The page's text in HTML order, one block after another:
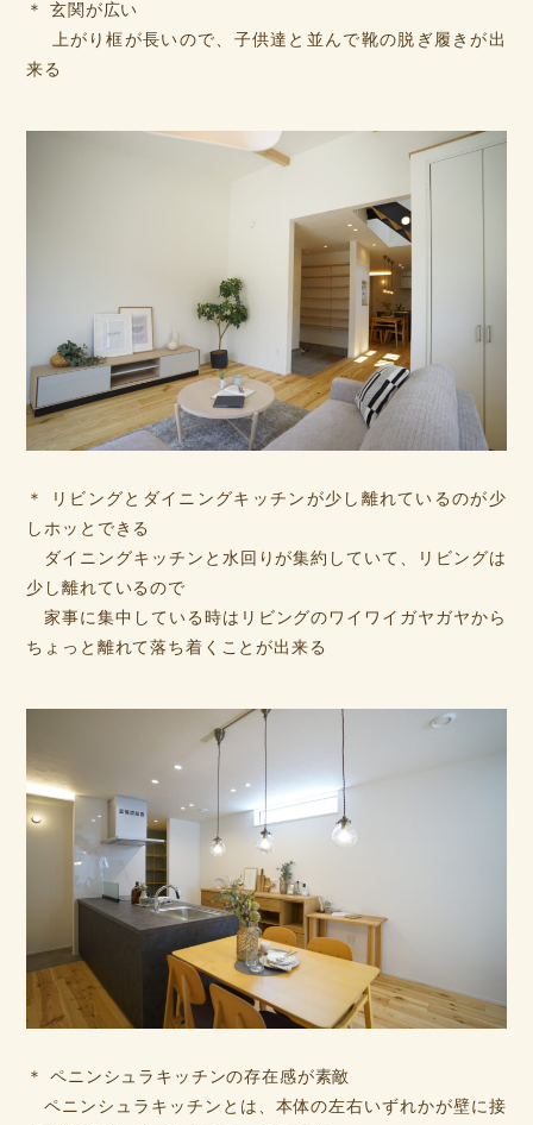
＊ 玄関が広い
上がり框が長いので、子供達と並んで靴の脱ぎ履きが出
来る
＊ リビングとダイニングキッチンが少し離れているのが少
しホッとできる
ダイニングキッチンと水回りが集約していて、リビングは
少し離れているので
家事に集中している時はリビングのワイワイガヤガヤから
ちょっと離れて落ち着くことが出来る
＊ ペニンシュラキッチンの存在感が素敵
ペニンシュラキッチンとは、本体の左右いずれかが壁に接